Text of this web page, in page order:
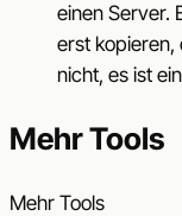
einen Server.
erst kopieren,
nicht, es ist
Mehr Tools
Mehr Tools